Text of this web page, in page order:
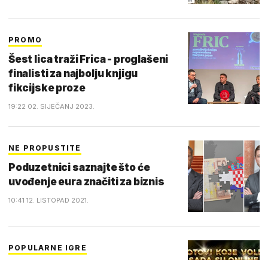
PROMO
Šest lica traži Frica - proglašeni
finalisti za najbolju knjigu
fikcijske proze
19:22 02. SIJEČANJ 2023.
NE PROPUSTITE
Poduzetnici saznajte što će
uvođenje eura značiti za biznis
10:41 12. LISTOPAD 2021.
POPULARNE IGRE